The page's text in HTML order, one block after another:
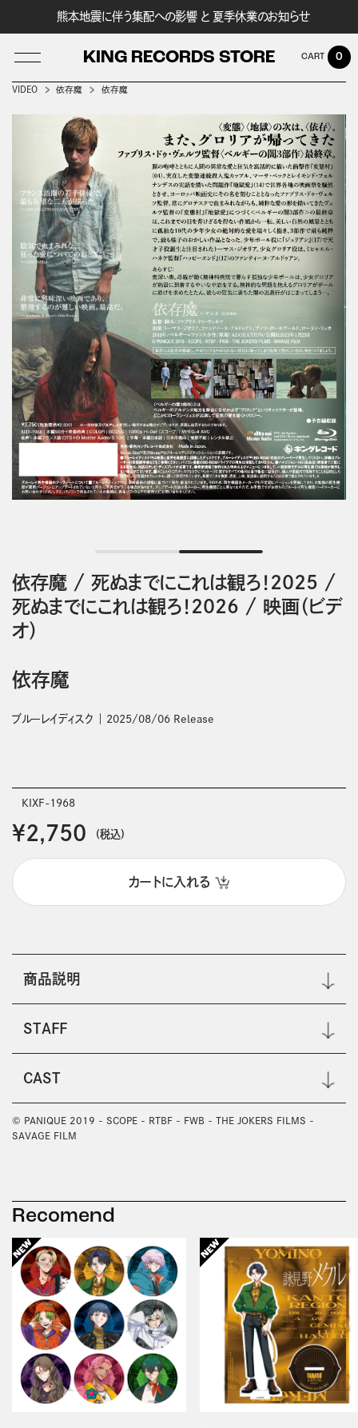
熊本地震に伴う集配への影響 と 夏季休業のお知らせ
KING RECORDS STORE
LOG IN
0
VIDEO 依存魔 依存魔
依存魔/ 死ぬまでにこれは観ろ！2025 /
死ぬまでにこれは観ろ！2026 / 映画（ビデ
オ）
依存魔
ブルーレイディスク 2025/08/06 Release
KIXF-1968
￥2,750 (税込)
カートに入れる
商品説明
STAFF
CAST
© PANIQUE 2019 - SCOPE - RTBF - FWB - THE JOKERS FILMS -
SAVAGE FILM
Recomend